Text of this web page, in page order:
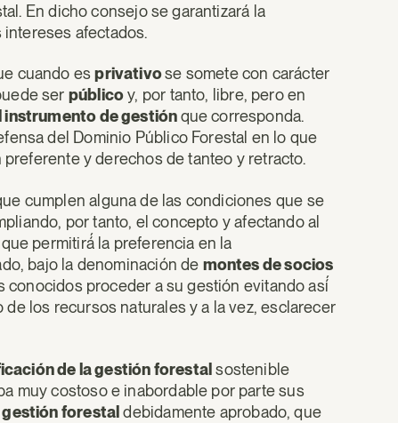
En dicho consejo se garantizará la
afectados.
cuando esprivativose somete con carácter
ser públicoy, por tanto, libre, pero en
instrumento de gestiónque corresponda.
del Dominio Público Forestal en lo que
y derechos de tanteo y retracto.
cumplen alguna de las condiciones que se
por tanto, el concepto y afectando al
permitirá́ la preferencia en la
bajo la denominación de montes de socios
proceder a su gestión evitando así́
los recursos naturales y a la vez, esclarecer
de la gestión forestal sostenible
muy costoso e inabordable por parte sus
forestal debidamente aprobado, que